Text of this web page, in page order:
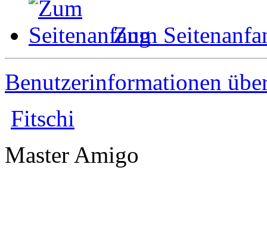
Zum
Benutzerinformationen
Fitschi
Master Amigo